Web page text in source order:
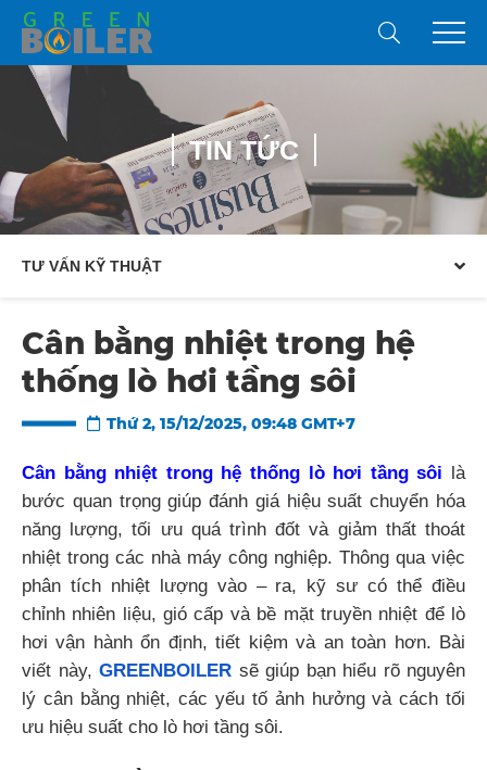
TIN TỨC
TƯ VẤN KỸ THUẬT
Cân bằng nhiệt trong hệ
thống lò hơi tầng sôi
Thứ 2, 15/12/2025, 09:48 GMT+7
Cân bằng nhiệt trong hệ thống lò hơi tầng sôi là
bước quan trọng giúp đánh giá hiệu suất chuyển hóa
năng lượng, tối ưu quá trình đốt và giảm thất thoát
nhiệt trong các nhà máy công nghiệp. Thông qua việc
phân tích nhiệt lượng vào – ra, kỹ sư có thể điều
chỉnh nhiên liệu, gió cấp và bề mặt truyền nhiệt để lò
hơi vận hành ổn định, tiết kiệm và an toàn hơn. Bài
viết này, GREENBOILER sẽ giúp bạn hiểu rõ nguyên
lý cân bằng nhiệt, các yếu tố ảnh hưởng và cách tối
ưu hiệu suất cho lò hơi tầng sôi.